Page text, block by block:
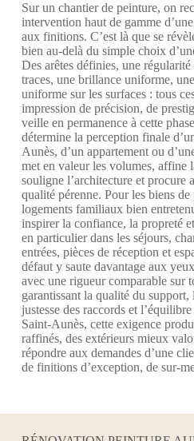
Sur un chantier de peinture, on
intervention haut de gamme
aux finitions. C’est là que se
bien au-delà du simple choix
Des arêtes définies, une régularité
traces, une brillance uniforme,
uniforme sur les surfaces : tous
impression de précision, de
veille en permanence à cette
détermine la perception finale
Aunès, d’un appartement ou
met en valeur les volumes, affine
souligne l’architecture et procure
qualité pérenne. Pour les biens
logements familiaux bien
inspirer la confiance, la propreté
en particulier dans les séjours,
entrées, pièces de réception et
défaut y saute davantage aux
avec une rigueur comparable sur
garantissant la qualité du
justesse des raccords et
Saint-Aunès, cette exigence
raffinés, des extérieurs mieux
répondre aux demandes d’une
de finitions d’exception, de sur-